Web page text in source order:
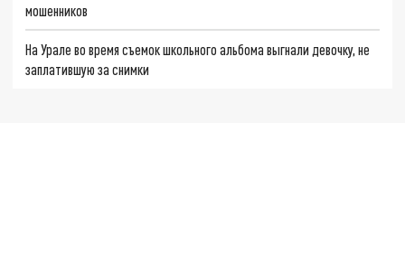
мошенников
На Урале во время съемок школьного альбома выгнали девочку, не
заплатившую за снимки